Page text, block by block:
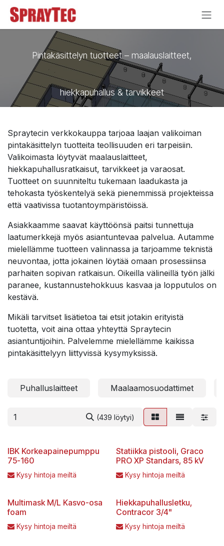
Siirry sisältöön
Pintakäsittelyn tuotteet – maalauslaitteet,
hiekkapuhallus & tarvikkeet
Spraytecin verkkokauppa tarjoaa laajan valikoiman
pintakäsittelyn tuotteita teollisuuden eri tarpeisiin.
Valikoimasta löytyvät maalauslaitteet,
hiekkapuhallusratkaisut, tarvikkeet ja varaosat.
Tuotteet on suunniteltu tukemaan laadukasta ja
tehokasta työskentelyä sekä pienemmissä projekteissa
että vaativissa tuotantoympäristöissä.
Asiakkaamme saavat käyttöönsä paitsi tunnettuja
laatumerkkejä myös asiantuntevaa palvelua. Autamme
mielellämme tuotteen valinnassa ja tarjoamme teknistä
neuvontaa, jotta jokainen löytää omaan prosessiinsa
parhaiten sopivan ratkaisun. Oikeilla välineillä työn jälki
paranee, kustannustehokkuus kasvaa ja lopputulos on
kestävä.
Mikäli tarvitset lisätietoa tai etsit jotakin erityistä
tuotetta, voit aina ottaa yhteyttä Spraytecin
asiantuntijoihin. Palvelemme mielellämme kaikissa
pintakäsittelyyn liittyvissä kysymyksissä.
Puhalluslaitteet Maalaamosuodattimet
(439 löytyi)
IBK Korkeapainepumppu
75-160
Kysy hintoja meiltä
Statiikka pistooli, Graco
PRO XP Standars, 85 kV
Kysy hintoja meiltä
Multimask M/L Kasvo-osa
foam
Kysy hintoja meiltä
Hiekkapuhallusletku,
Contracor 3/4"
Kysy hintoja meiltä